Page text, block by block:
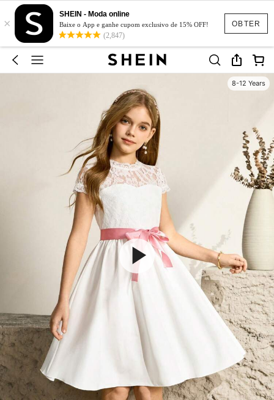
OBTER
×
SHEIN - Moda online
Baixe o App e ganhe cupom exclusivo de 15% OFF!
(2,847)
8-12 Years